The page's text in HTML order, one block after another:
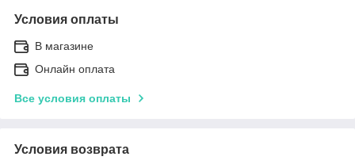
Условия оплаты
В магазине
Онлайн оплата
Все условия оплаты
Условия возврата